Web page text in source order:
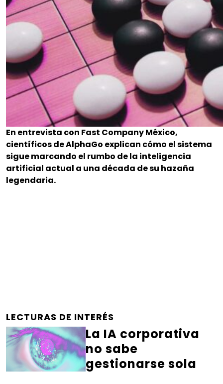
En entrevista con Fast Company México,
científicos de AlphaGo explican cómo el sistema
sigue marcando el rumbo de la inteligencia
artificial actual a una década de su hazaña
legendaria.
LECTURAS DE INTERÉS
La IA corporativa
no sabe
gestionarse sola